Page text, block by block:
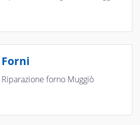
Forni
Riparazione forno Muggiò